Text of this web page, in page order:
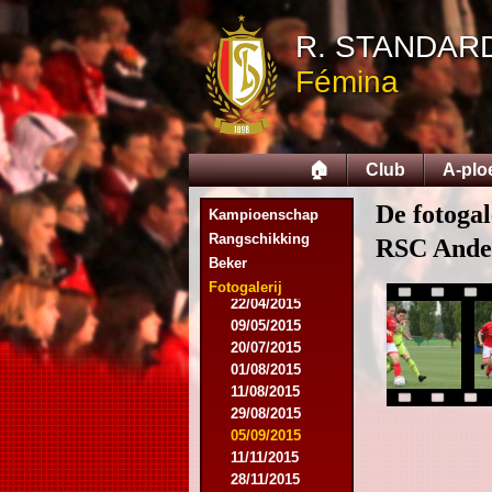
R.
Fémina
🏠 Club A-
Kampioenschap
Rangschikking
Beker
Fotogalerij
13/08/2014
06/09/2014
27/09/2014
25/10/2014
11/11/2014
15/11/2014
29/11/2014
06/12/2014
20/12/2014
17/01/2015
14/02/2015
21/02/2015
18/04/2015
22/04/2015
09/05/2015
20/07/2015
01/08/2015
11/08/2015
29/08/2015
05/09/2015
11/11/2015
28/11/2015
De
RSC